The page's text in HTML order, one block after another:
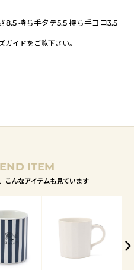
8.5 持ち手タテ5.5 持ち手ヨコ3.5
ガイドをご覧下さい。
ITEM
こんなアイテムも見ています